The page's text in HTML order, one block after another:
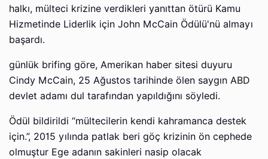
halkı, mülteci krizine verdikleri yanıttan ötürü Kamu
Hizmetinde Liderlik için John McCain Ödülü'nü almayı
başardı.
günlük brifing göre, Amerikan haber sitesi duyuru
Cindy McCain, 25 Ağustos tarihinde ölen saygın ABD
devlet adamı dul tarafından yapıldığını söyledi.
Ödül bildirildi “mültecilerin kendi kahramanca destek
için.”, 2015 yılında patlak beri göç krizinin ön cephede
olmuştur Ege adanın sakinleri nasip olacak